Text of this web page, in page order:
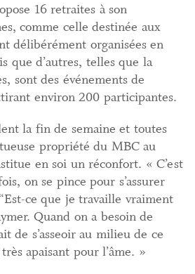
16 retraites à son
comme celle destinée aux
délibérément organisées en
que d’autres, telles que la
sont des événements de
environ 200 participantes.
la fin de semaine et toutes
propriété du MBC au
en soi un réconfort. « C’est
on se pince pour s’assurer
ce que je travaille vraiment
Quand on a besoin de
de s’asseoir au milieu de ce
apaisant pour l’âme. »